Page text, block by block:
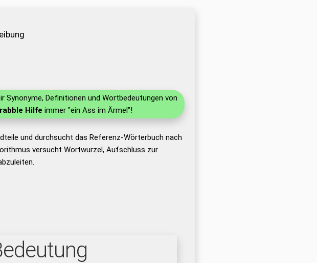
Synonyme, Definitionen und Wortbedeutungen von
Hilfe immer "ein Ass im Ärmel"!
und durchsucht das Referenz-Wörterbuch nach
versucht Wortwurzel, Aufschluss zur